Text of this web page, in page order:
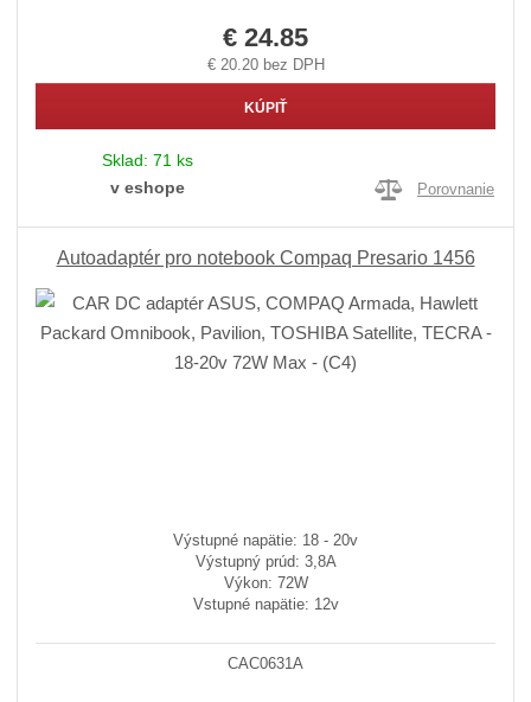
€ 24.85
€ 20.20 bez DPH
KÚPIŤ
Sklad: 71 ks
v eshope
Porovnanie
Autoadaptér pro notebook Compaq Presario 1456
Výstupné napätie: 18 - 20v
Výstupný prúd: 3,8A
Výkon: 72W
Vstupné napätie: 12v
CAC0631A